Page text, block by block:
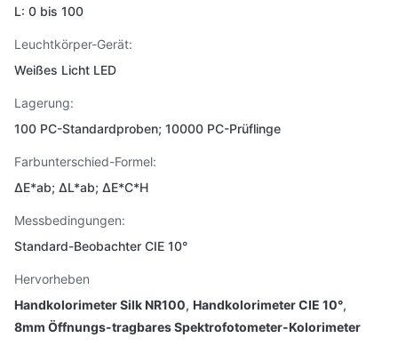
L: 0 bis 100
Leuchtkörper-Gerät:
Weißes Licht LED
Lagerung:
100 PC-Standardproben; 10000 PC-Prüflinge
Farbunterschied-Formel:
ΔE*ab; ΔL*ab; ΔE*C*H
Messbedingungen:
Standard-Beobachter CIE 10°
Hervorheben
Handkolorimeter Silk NR100, Handkolorimeter CIE 10°,
8mm Öffnungs-tragbares Spektrofotometer-Kolorimeter